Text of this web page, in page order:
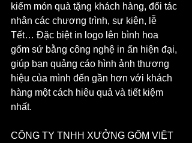
kiếm món quà tặng khách hàng, đối tác
nhân các chương trình, sự kiện, lễ
Tết… Đặc biệt in logo lên bình hoa
gốm sứ bằng công nghệ in ấn hiện đại,
giúp bạn quảng cáo hình ảnh thương
hiệu của mình đến gần hơn với khách
hàng một cách hiệu quả và tiết kiệm
nhất.
CÔNG TY TNHH XƯỞNG GỐM VIỆT